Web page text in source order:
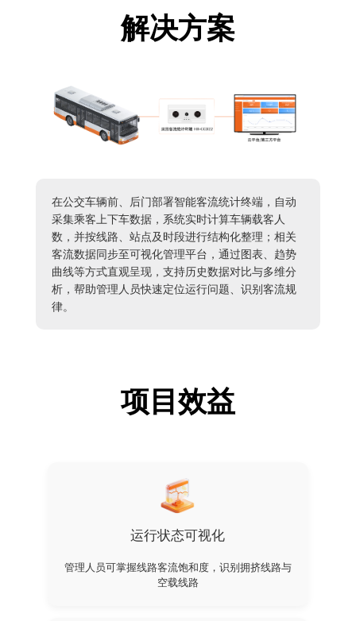
解决方案
在公交车辆前、后门部署智能客流统计终端，自动
采集乘客上下车数据，系统实时计算车辆载客人
数，并按线路、站点及时段进行结构化整理；相关
客流数据同步至可视化管理平台，通过图表、趋势
曲线等方式直观呈现，支持历史数据对比与多维分
析，帮助管理人员快速定位运行问题、识别客流规
律。
项目效益
运行状态可视化
管理人员可掌握线路客流饱和度，识别拥挤线路与
空载线路